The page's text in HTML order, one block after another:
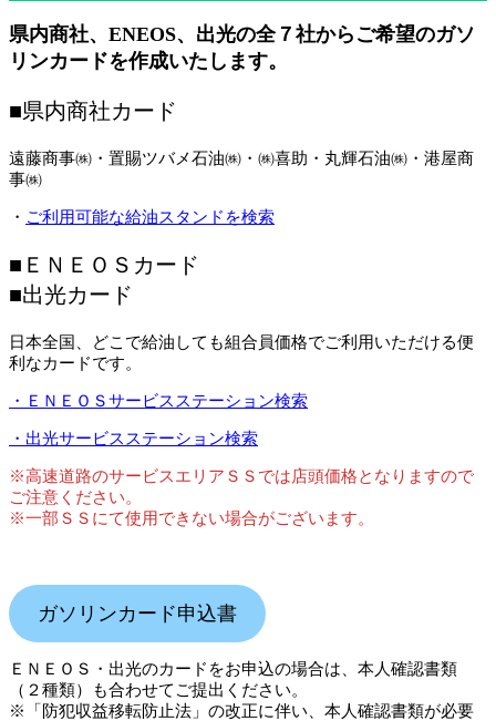
県内商社、ENEOS、出光の全７社からご希望のガソ
リンカードを作成いたします。
■県内商社カード
遠藤商事㈱・置賜ツバメ石油㈱・㈱喜助・丸輝石油㈱・港屋商
事㈱
・ ご利用可能な給油スタンドを検索
■ＥＮＥＯＳカード
■出光カード
日本全国、どこで給油しても組合員価格でご利用いただける便
利なカードです。
・ＥＮＥＯＳサービスステーション検索
・出光サービスステーション検索
※高速道路のサービスエリアＳＳでは店頭価格となりますので
ご注意ください。
※一部ＳＳにて使用できない場合がございます。
ガソリンカード申込書
ＥＮＥＯＳ・出光のカードをお申込の場合は、本人確認書類
（２種類）も合わせてご提出ください。
※「防犯収益移転防止法」の改正に伴い、本人確認書類が必要